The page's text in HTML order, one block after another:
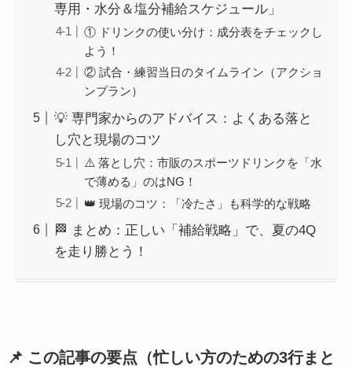
専用・水分＆塩分補給スケジュール」
① ドリンクの使い分け：成分表をチェックし
よう！
② 試合・練習当日のタイムライン（アクショ
ンプラン）
💡 専門家からのアドバイス：よくある落と
し穴と現場のコツ
⚠️ 落とし穴：市販のスポーツドリンクを「水
で薄める」のはNG！
👑 現場のコツ：「冷たさ」も科学的な戦略
🏁 まとめ：正しい「補給戦略」で、夏の4Q
を走り勝とう！
📌 この記事の要点（忙しい方のための3行まと